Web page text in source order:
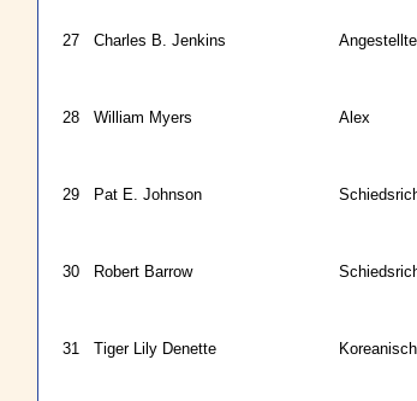
27 Charles B. Jenkins
28 William Myers Alex
29 Pat E. Johnson
30 Robert Barrow
31 Tiger Lily Denette